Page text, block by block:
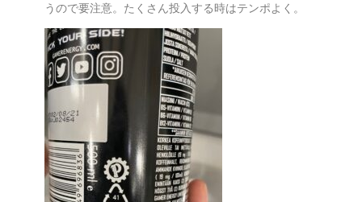
うので要注意。たくさん投入する時はテンポよく。